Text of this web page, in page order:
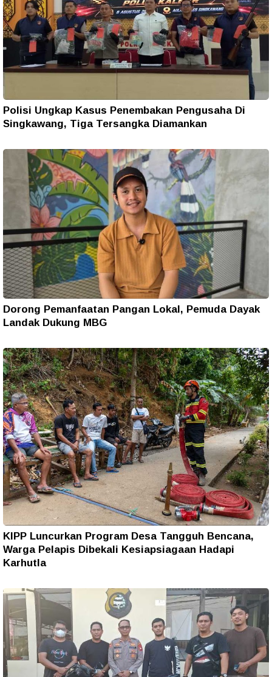
Polisi Ungkap Kasus Penembakan Pengusaha Di
Singkawang, Tiga Tersangka Diamankan
Dorong Pemanfaatan Pangan Lokal, Pemuda Dayak
Landak Dukung MBG
KIPP Luncurkan Program Desa Tangguh Bencana,
Warga Pelapis Dibekali Kesiapsiagaan Hadapi
Karhutla